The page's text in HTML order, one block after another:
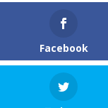
Facebook